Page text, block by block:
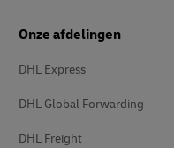
Onze afdelingen
DHL Express
DHL Global Forwarding
DHL Freight